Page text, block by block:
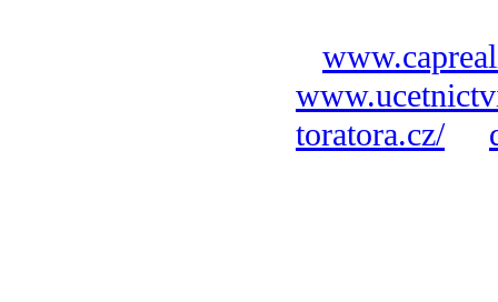
toratora.cz/